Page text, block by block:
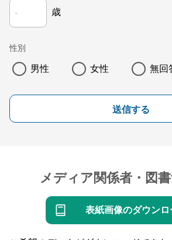
歳
性別
男性 女性 無回
送信する
メディア関係者・図
表紙画像のダウンロ